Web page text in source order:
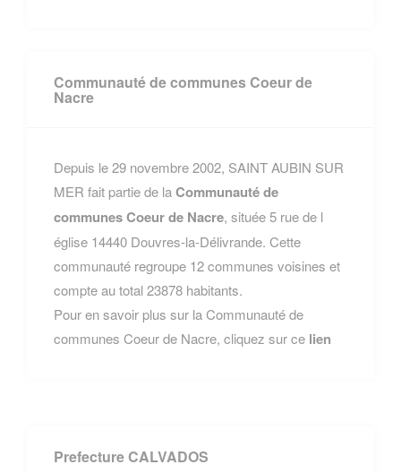
Communauté de communes Coeur de
Nacre
Depuis le 29 novembre 2002, SAINT AUBIN SUR
MER fait partie de laCommunauté de
communes Coeur de Nacre, située 5 rue de l
église 14440 Douvres-la-Délivrande. Cette
communauté regroupe 12 communes voisines et
compte au total 23878 habitants.
Pour en savoir plus sur la Communauté de
communes Coeur de Nacre, cliquez sur ce lien
Prefecture CALVADOS